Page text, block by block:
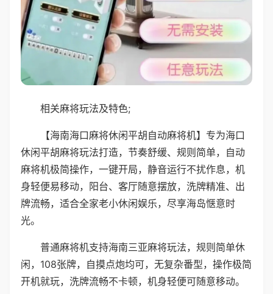
相关麻将玩法及特色;
【海南海口麻将休闲平胡自动麻将机】专为海口
休闲平胡麻将玩法打造，节奏舒缓、规则简单，自动
麻将机极简操作，一键开局，静音运行不扰作息，机
身轻便易移动，阳台、客厅随意摆放，洗牌精准、出
牌流畅，适合全家老小休闲娱乐，尽享海岛惬意时
光。
普通麻将机支持海南三亚麻将玩法，规则简单休
闲，108张牌，自摸点炮均可，无复杂番型，操作极简
开机就玩，洗牌流畅不卡顿，机身轻便可随意移动。